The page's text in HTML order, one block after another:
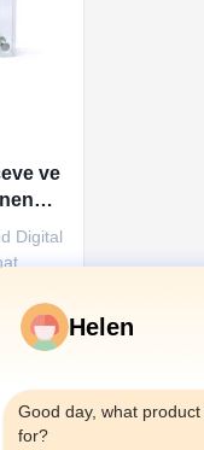
ve
Digital
Helen
Good day, what
for?